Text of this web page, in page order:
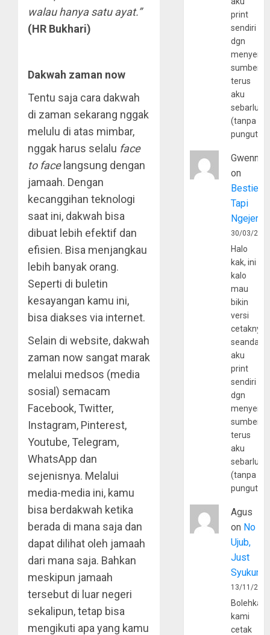
walau hanya satu ayat.”
(HR Bukhari)
Dakwah zaman now
Tentu saja cara dakwah
di zaman sekarang nggak
melulu di atas mimbar,
nggak harus selalu face
to facelangsung dengan
jamaah. Dengan
kecanggihan teknologi
saat ini, dakwah bisa
dibuat lebih efektif dan
efisien. Bisa menjangkau
lebih banyak orang.
Seperti di buletin
kesayangan kamu ini,
bisa diakses via internet.
Selain di website, dakwah
zaman now sangat marak
melalui medsos (media
sosial) semacam
Facebook, Twitter,
Instagram, Pinterest,
Youtube, Telegram,
WhatsApp dan
sejenisnya. Melalui
media-media ini, kamu
bisa berdakwah ketika
berada di mana saja dan
dapat dilihat oleh jamaah
dari mana saja. Bahkan
meskipun jamaah
tersebut di luar negeri
sekalipun, tetap bisa
mengikuti apa yang kamu
print
sendiri
dgn
sumber
terus
aku
(tanpa
Gwenny
on
Bestie
Tapi
30/03/
Halo
kak, ini
kalo
mau
bikin
versi
cetaknya
aku
print
sendiri
dgn
sumber
terus
aku
(tanpa
Agus
on No
Ujub,
Just
Syukur
13/11/
Bolehkah
kami
cetak